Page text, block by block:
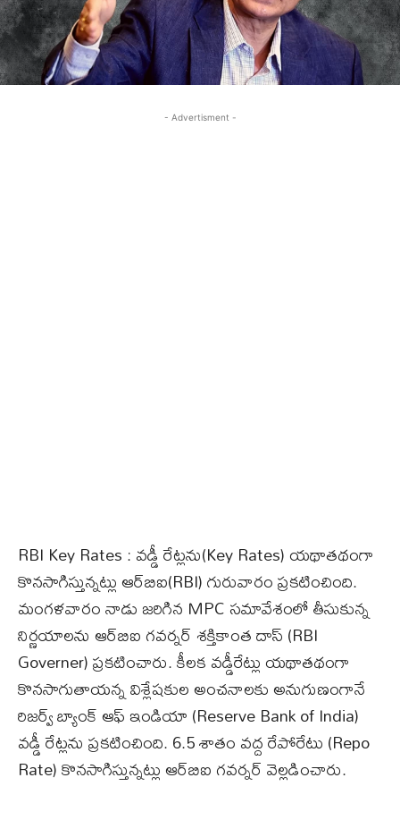
- Advertisment -
RBI Key Rates : వడ్డీ రేట్లను(Key Rates) యథాతథంగా
కొనసాగిస్తున్నట్లు ఆర్‌బిఐ(RBI) గురువారం ప్రకటించింది.
మంగళవారం నాడు జరిగిన MPC సమావేశంలో తీసుకున్న
నిర్ణయాలను ఆర్‌బిఐ గవర్నర్‌ శక్తికాంత దాస్‌ (RBI
Governer) ప్రకటించారు. కీలక వడ్డీరేట్లు యథాతథంగా
కొనసాగుతాయన్న విశ్లేషకుల అంచనాలకు అనుగుణంగానే
రిజర్వ్‌ బ్యాంక్‌ ఆఫ్‌ ఇండియా (Reserve Bank of India)
వడ్డీ రేట్లను ప్రకటించింది. 6.5 శాతం వద్ద రేపోరేటు (Repo
Rate) కొనసాగిస్తున్నట్లు ఆర్‌బిఐ గవర్నర్‌ వెల్లడించారు.